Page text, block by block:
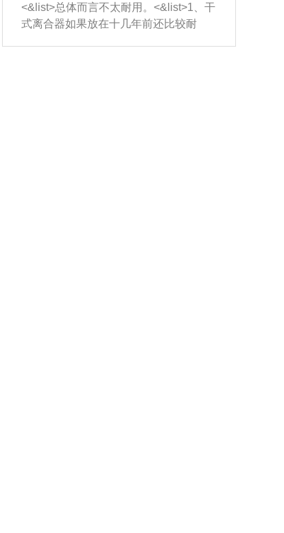
能够得到解决。
象，机油粘度过小具有很好的流动性，
裂，破裂后会出现漏油现象，使半轴磨
损严重，磨损的半轴容易损坏，产生异
响；<&list>3.稳定器的转向胶套和球头
<&list>总体而言不太耐用。<&list>1、干
式离合器如果放在十几年前还比较耐